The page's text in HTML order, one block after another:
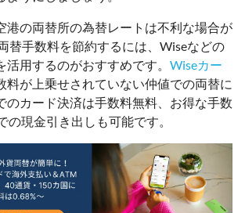
港の両替所の為替レートは不利な場合が
替手数料を節約するには、Wiseなどの
用するのがおすすめです。 Wiseカー
料が上乗せされていない仲値での両替に
のカード決済は手数料無料、お得な手数
の現金引き出しも可能です。